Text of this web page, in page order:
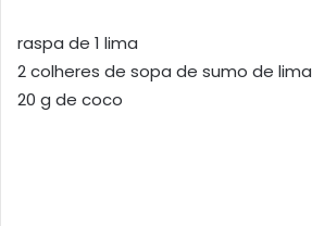
raspa de 1 lima
2 colheres de sopa de sumo de lima
20 g de coco